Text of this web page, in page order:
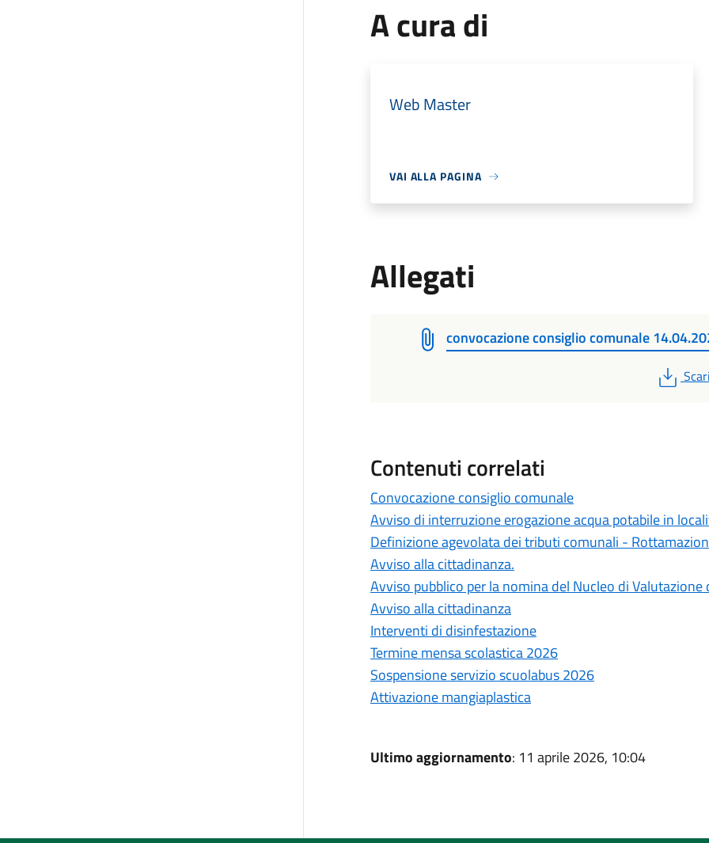
A cura di
Web Master
VAI ALLA PAGINA
Allegati
convocazione consiglio comunale
PDF
Contenuti correlati
Convocazione consiglio comunale
Avviso di interruzione erogazione acqua potabile in
Definizione agevolata dei tributi comunali -
Avviso alla cittadinanza.
Avviso pubblico per la nomina del Nucleo di
Avviso alla cittadinanza
Interventi di disinfestazione
Termine mensa scolastica 2026
Sospensione servizio scuolabus 2026
Attivazione mangiaplastica
Ultimo aggiornamento: 11 aprile 2026, 10:04